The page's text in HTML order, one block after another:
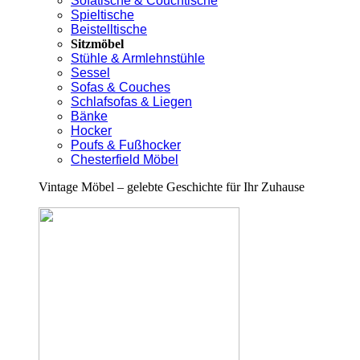
Spieltische
Beistelltische
Sitzmöbel
Stühle & Armlehnstühle
Sessel
Sofas & Couches
Schlafsofas & Liegen
Bänke
Hocker
Poufs & Fußhocker
Chesterfield Möbel
Vintage Möbel – gelebte Geschichte für Ihr Zuhause